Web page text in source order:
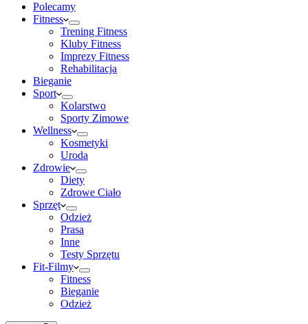
Polecamy
Fitness
Trening Fitness
Kluby Fitness
Imprezy Fitness
Rehabilitacja
Bieganie
Sport
Kolarstwo
Sporty Zimowe
Wellness
Kosmetyki
Uroda
Zdrowie
Diety
Zdrowe Ciało
Sprzęt
Odzież
Prasa
Inne
Testy Sprzętu
Fit-Filmy
Fitness
Bieganie
Odzież